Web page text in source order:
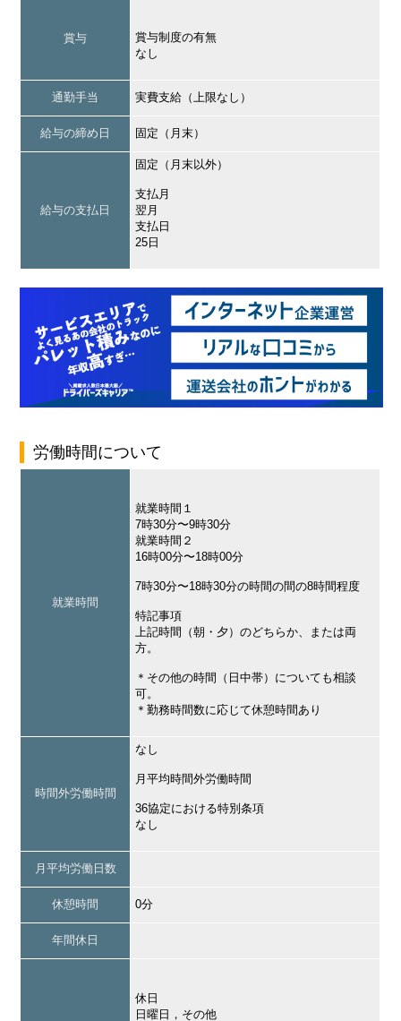
賞与
賞与制度の有無
なし
通勤手当 実費支給（上限なし）
給与の締め日 固定（月末）
給与の支払日
固定（月末以外）
支払月
翌月
支払日
25日
労働時間について
就業時間
就業時間１
7時30分〜9時30分
就業時間２
16時00分〜18時00分
7時30分〜18時30分の時間の間の8時間程度
特記事項
上記時間（朝・夕）のどちらか、または両
方。
＊その他の時間（日中帯）についても相談
可。
＊勤務時間数に応じて休憩時間あり
時間外労働時間
なし
月平均時間外労働時間
36協定における特別条項
なし
月平均労働日数
休憩時間 0分
年間休日
休日
日曜日，その他